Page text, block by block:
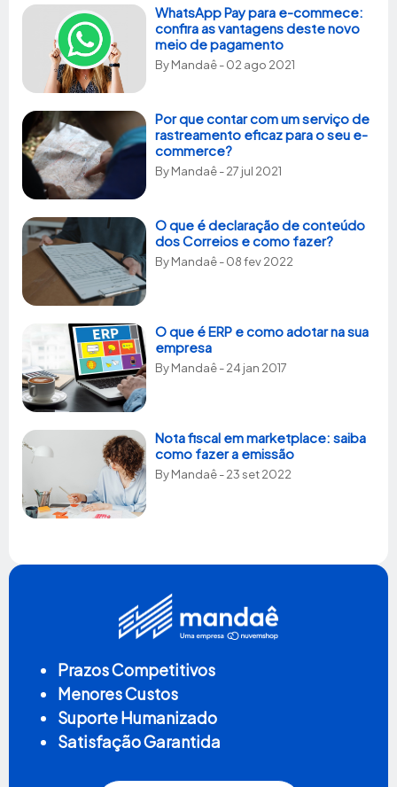
WhatsApp Pay para e-commece:
confira as vantagens deste novo
meio de pagamento
ByMandaê- 02 ago 2021
Por que contar com um serviço de
rastreamento eficaz para o seu e-
commerce?
ByMandaê- 27 jul 2021
O que é declaração de conteúdo
dos Correios e como fazer?
ByMandaê- 08 fev 2022
O que é ERP e como adotar na sua
empresa
ByMandaê- 24 jan 2017
Nota fiscal em marketplace: saiba
como fazer a emissão
ByMandaê- 23 set 2022
Prazos Competitivos
Menores Custos
Suporte Humanizado
Satisfação Garantida